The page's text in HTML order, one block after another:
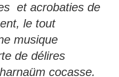
et acrobaties de
le tout
musique
de délires
cocasse.